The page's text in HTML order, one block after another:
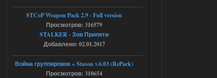
[error]Expression : FATAL ERROR
[error]Function :
CScriptEngine::lua_pcall_failed
[error]File : D:\a\OGSR-
Engine\OGSR-
Engine\ogsr_engine\COMMON_AI\scrip
[error]Line : 75
[error]Description :
[CScriptEngine::lua_pcall_failed]: ... -
STCoP Weapon Pack 2.9 - Full version
Просмотров: 316579
STALKER - Зов Припяти
Добавлено: 02.01.2017
Война группировок + Stason v.6.03 (RePack)
Просмотров: 310654